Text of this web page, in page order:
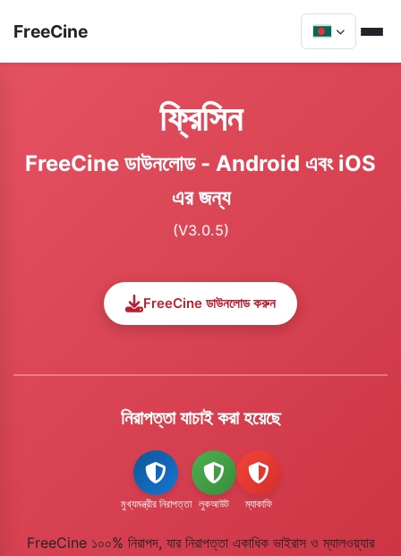
FreeCine
ফ্রিসিন
FreeCine ডাউনলোড - Android এবং iOS
এর জন্য
(V3.0.5)
FreeCine ডাউনলোড করুন
নিরাপত্তা যাচাই করা হয়েছে
মুখ্যমন্ত্রীর নিরাপত্তা লুকআউট ম্যাকাফি
FreeCine ১০০% নিরাপদ, যার নিরাপত্তা একাধিক ভাইরাস ও ম্যালওয়্যার